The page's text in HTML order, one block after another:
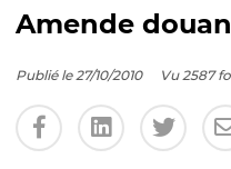
Amende
Publié le 27/10/2010 Vu 2587